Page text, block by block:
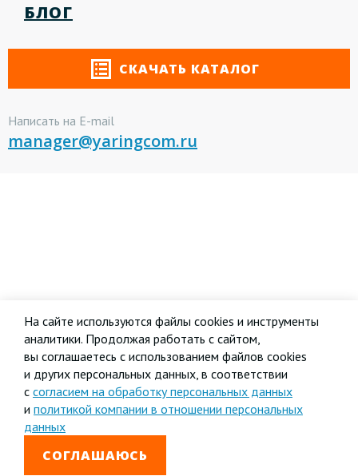
БЛОГ
СКАЧАТЬ КАТАЛОГ
Написать на E-mail
manager@yaringcom.ru
На сайте используются файлы cookies и инструменты
аналитики. Продолжая работать с сайтом,
вы соглашаетесь с использованием файлов cookies
и других персональных данных, в соответствии
с согласием на обработку персональных данных
и политикой компании в отношении персональных
данных
СОГЛАШАЮСЬ